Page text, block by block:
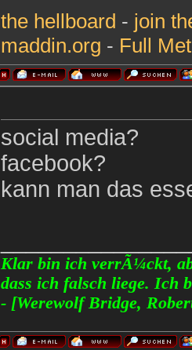
the hellboard - join
maddin.org - Full
social media?
facebook?
kann man das
Klar bin ich verrÃ¼ckt,
dass ich falsch liege. Ich
- [Werewolf Bridge,